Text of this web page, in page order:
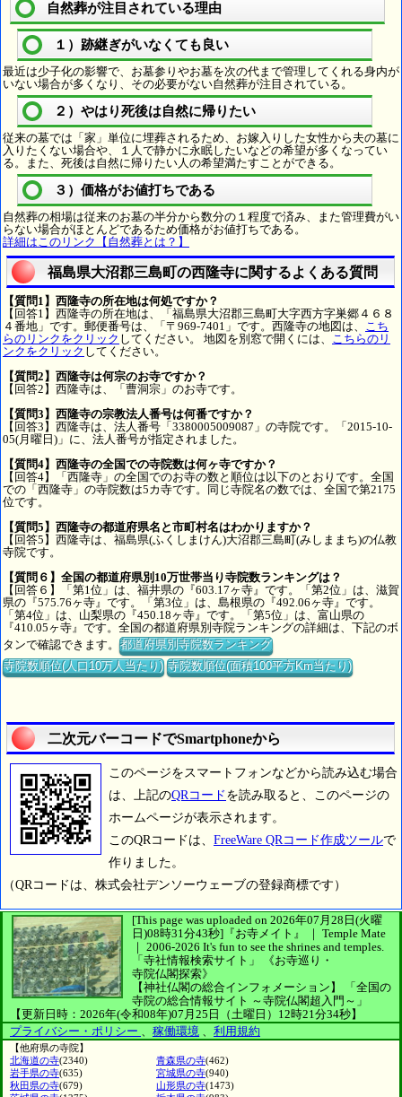
自然葬が注目されている理由
１）跡継ぎがいなくても良い
最近は少子化の影響で、お墓参りやお墓を次の代まで管理してくれる身内が
いない場合が多くなり、その必要がない自然葬が注目されている。
２）やはり死後は自然に帰りたい
従来の墓では「家」単位に埋葬されるため、お嫁入りした女性から夫の墓に
入りたくない場合や、１人で静かに永眠したいなどの希望が多くなってい
る。また、死後は自然に帰りたい人の希望満たすことができる。
３）価格がお値打ちである
自然葬の相場は従来のお墓の半分から数分の１程度で済み、また管理費がい
らない場合がほとんどであるため価格がお値打ちである。
詳細はこのリンク【自然葬とは？】
福島県大沼郡三島町の西隆寺に関するよくある質問
【質問1】西隆寺の所在地は何処ですか？
【回答1】西隆寺の所在地は、「福島県大沼郡三島町大字西方字巣郷４６８
４番地」です。郵便番号は、「〒969-7401」です。西隆寺の地図は、 こち
らのリンクをクリック してください。 地図を別窓で開くには、 こちらのリ
ンクをクリック してください。
【質問2】西隆寺は何宗のお寺ですか？
【回答2】西隆寺は、「曹洞宗」のお寺です。
【質問3】西隆寺の宗教法人番号は何番ですか？
【回答3】西隆寺は、法人番号「3380005009087」の寺院です。「2015-10-
05(月曜日)」に、法人番号が指定されました。
【質問4】西隆寺の全国での寺院数は何ヶ寺ですか？
【回答4】「西隆寺」の全国でのお寺の数と順位は以下のとおりです。全国
での「西隆寺」の寺院数は5カ寺です。同じ寺院名の数では、全国で第2175
位です。
【質問5】西隆寺の都道府県名と市町村名はわかりますか？
【回答5】西隆寺は、福島県(ふくしまけん)大沼郡三島町(みしままち)の仏教
寺院です。
【質問６】全国の都道府県別10万世帯当り寺院数ランキングは？
【回答６】「第1位」は、福井県の『603.17ヶ寺』です。「第2位」は、滋賀
県の『575.76ヶ寺』です。「第3位」は、島根県の『492.06ヶ寺』です。
「第4位」は、山梨県の『450.18ヶ寺』です。「第5位」は、富山県の
『410.05ヶ寺』です。全国の都道府県別寺院ランキングの詳細は、下記のボ
タンで確認できます。都道府県別寺院数ランキング
寺院数順位(人口10万人当たり) 寺院数順位(面積100平方Km当たり)
二次元バーコードでSmartphoneから
このページをスマートフォンなどから読み込む場合
は、上記のQRコード を読み取ると、このページの
ホームページが表示されます。
このQRコードは、 FreeWare QRコード作成ツールで
作りました。
（QRコードは、株式会社デンソーウェーブの登録商標です）
[This page was uploaded on 2026年07月28日(火曜
日)08時31分43秒] 『お寺メイト』 ｜ Temple Mate
｜ 2006-2026 It's fun to see the shrines and temples.
「寺社情報検索サイト」
《お寺巡り・
寺院仏閣探索》
【神社仏閣の総合インフォメーション】
「全国の
寺院の総合情報サイト ～寺院仏閣超入門～」
【更新日時：2026年(令和08年)07月25日（土曜日）12時21分34秒】
プライバシー・ポリシー 、 稼働環境 、 利用規約
【他府県の寺院】
北海道の寺(2340) 青森県の寺(462)
岩手県の寺(635) 宮城県の寺(940)
秋田県の寺(679) 山形県の寺(1473)